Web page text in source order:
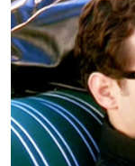
Pemain Industri